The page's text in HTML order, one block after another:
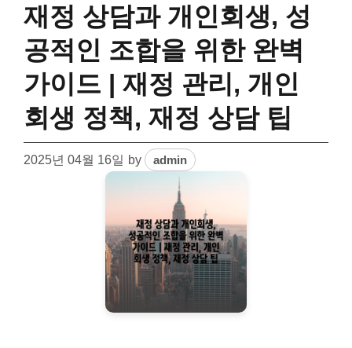
재정 상담과 개인회생, 성
공적인 조합을 위한 완벽
가이드 | 재정 관리, 개인
회생 정책, 재정 상담 팁
2025년 04월 16일 by admin